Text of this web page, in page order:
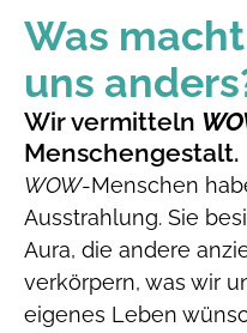
Was macht
uns
Wir vermitteln
Menschengestalt.
WOW-Menschen
Ausstrahlung. Sie
Aura, die andere
verkörpern, was wir
eigenes Leben